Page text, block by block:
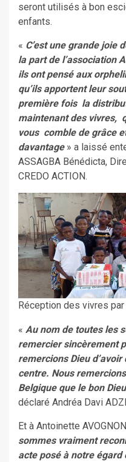
seront utilisés à bon
enfants.
« C’est une grande joie
la part de l’association
ils ont pensé aux
qu’ils apportent leur
première fois la
maintenant des vivres,
vous comble de grâce
davantage» a laissé
ASSAGBA Bénédicta,
CREDO ACTION.
Réception des vivres par
« Au nom de toutes les
remercier sincèrement
remercions Dieu
centre. Nous
Belgique que le bon
déclaré Andréa Davi
Et à Antoinette
sommes vraiment
acte posé à notre